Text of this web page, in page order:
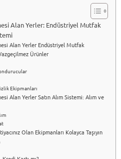
Alan Yerler: Endüstriyel Mutfak
Alan Yerler Endüstriyel Mutfak
Ürünler
Ekipmanları
Alan Yerler Satın Alım Sistemi: Alım ve
Olan Ekipmanları Kolayca Taşıyın